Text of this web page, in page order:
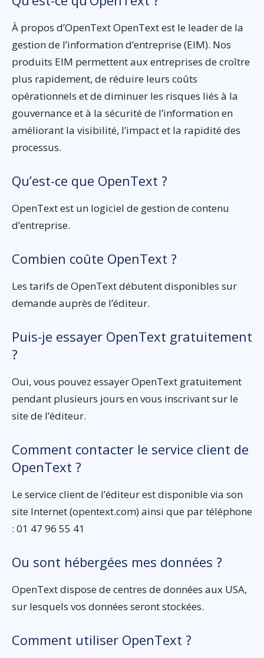
À propos d’OpenText OpenText est le leader de la
gestion de l’information d’entreprise (EIM). Nos
produits EIM permettent aux entreprises de croître
plus rapidement, de réduire leurs coûts
opérationnels et de diminuer les risques liés à la
gouvernance et à la sécurité de l’information en
améliorant la visibilité, l’impact et la rapidité des
processus.
Qu’est-ce que OpenText ?
OpenText est un logiciel de gestion de contenu
d’entreprise.
Combien coûte OpenText ?
Les tarifs de OpenText débutent disponibles sur
demande auprès de l’éditeur.
Puis-je essayer OpenText gratuitement
?
Oui, vous pouvez essayer OpenText gratuitement
pendant plusieurs jours en vous inscrivant sur le
site de l’éditeur.
Comment contacter le service client de
OpenText ?
Le service client de l’éditeur est disponible via son
site Internet (opentext.com) ainsi que par téléphone
: 01 47 96 55 41
Ou sont hébergées mes données ?
OpenText dispose de centres de données aux USA,
sur lesquels vos données seront stockées.
Comment utiliser OpenText ?